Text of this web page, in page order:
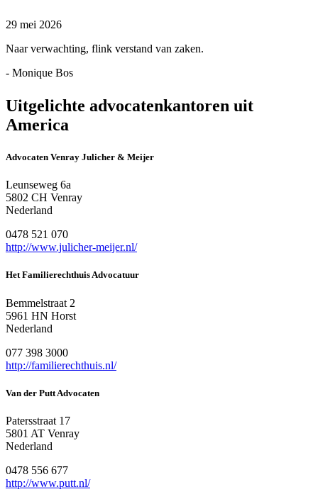
29 mei 2026
Naar verwachting, flink verstand van zaken.
- Monique Bos
Uitgelichte advocatenkantoren uit
America
Advocaten Venray Julicher & Meijer
Leunseweg 6a
5802 CH Venray
Nederland
0478 521 070
http://www.julicher-meijer.nl/
Het Familierechthuis Advocatuur
Bemmelstraat 2
5961 HN Horst
Nederland
077 398 3000
http://familierechthuis.nl/
Van der Putt Advocaten
Patersstraat 17
5801 AT Venray
Nederland
0478 556 677
http://www.putt.nl/